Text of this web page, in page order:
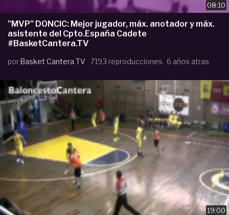
08:10
"MVP" DONCIC: Mejor jugador, máx. anotador y máx.
asistente del Cpto.España Cadete
#BasketCantera.TV
por Basket Cantera TV 7193 reproducciones 6 años atras
19:00